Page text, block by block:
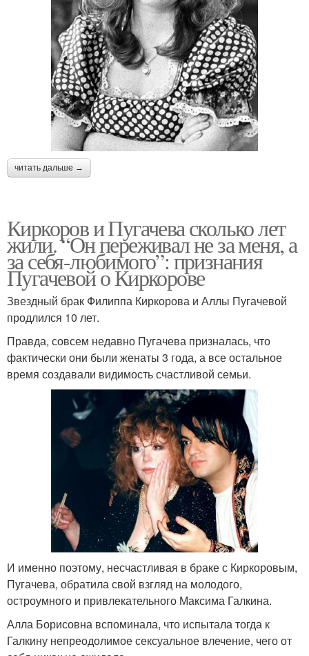
читать дальше →
Киркоров и Пугачева сколько лет
жили. “Он переживал не за меня, а
за себя-любимого”: признания
Пугачевой о Киркорове
Звездный брак Филиппа Киркорова и Аллы Пугачевой
продлился 10 лет.
Правда, совсем недавно Пугачева призналась, что
фактически они были женаты 3 года, а все остальное
время создавали видимость счастливой семьи.
И именно поэтому, несчастливая в браке с Киркоровым,
Пугачева, обратила свой взгляд на молодого,
остроумного и привлекательного Максима Галкина.
Алла Борисовна вспоминала, что испытала тогда к
Галкину непреодолимое сексуальное влечение, чего от